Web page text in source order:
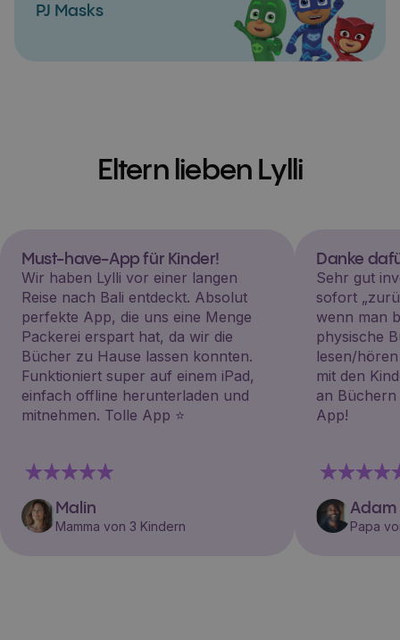
PJ Masks
Eltern lieben Lylli
Must-have-App für Kinder!
Wir haben Lylli vor einer langen
Reise nach Bali entdeckt. Absolut
perfekte App, die uns eine Menge
Packerei erspart hat, da wir die
Bücher zu Hause lassen konnten.
Funktioniert super auf einem iPad,
einfach offline herunterladen und
mitnehmen. Tolle App ⭐️
Malin
Mamma von 3 Kindern
Danke
Sehr gut
sofort
wenn man
physische
lesen/
mit den
an Büchern
App!
Adam
Papa